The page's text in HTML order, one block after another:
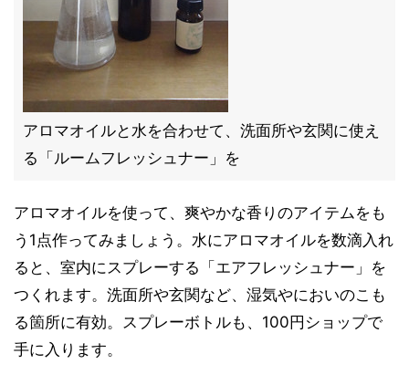
アロマオイルと水を合わせて、洗面所や玄関に使え
る「ルームフレッシュナー」を
アロマオイルを使って、爽やかな香りのアイテムをも
う1点作ってみましょう。水にアロマオイルを数滴入れ
ると、室内にスプレーする「エアフレッシュナー」を
つくれます。洗面所や玄関など、湿気やにおいのこも
る箇所に有効。スプレーボトルも、100円ショップで
手に入ります。